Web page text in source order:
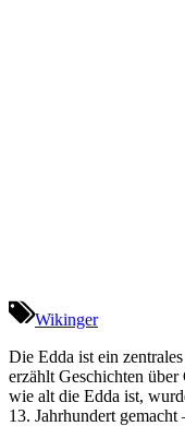
Wikinger
Die Edda ist ein
erzählt Geschichten
wie alt die Edda ist,
13. Jahrhundert